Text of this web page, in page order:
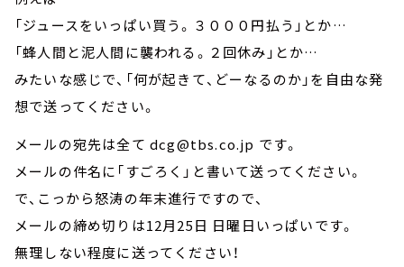
「ジュースをいっぱい買う。３０００円払う」とか…
「蜂人間と泥人間に襲われる。２回休み」とか…
みたいな感じで、「何が起きて、どーなるのか」を自由な発
想で送ってください。
メールの宛先は全て dcg@tbs.co.jp です。
メールの件名に「すごろく」と書いて送ってください。
で、こっから怒涛の年末進行ですので、
メールの締め切りは12月25日 日曜日いっぱいです。
無理しない程度に送ってください！